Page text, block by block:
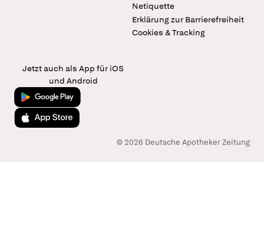
Netiquette
Erklärung zur Barrierefreiheit
Cookies & Tracking
Jetzt auch als App für iOS
und Android
Jetzt bei Google Play
Laden im App Store
© 2026 Deutsche Apotheker Zeitung